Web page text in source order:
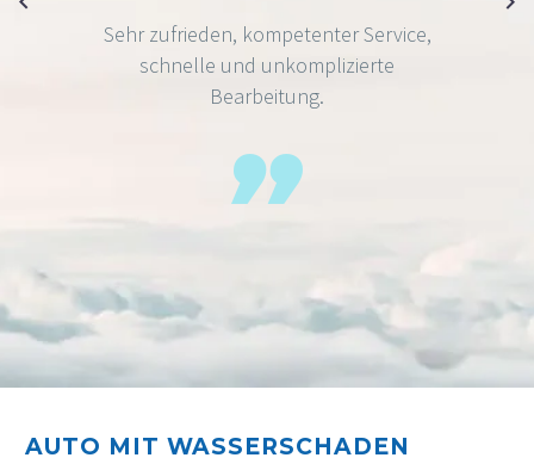
Sehr zufrieden, kompetenter Service,
schnelle und unkomplizierte
Bearbeitung.
AUTO MIT WASSERSCHADEN